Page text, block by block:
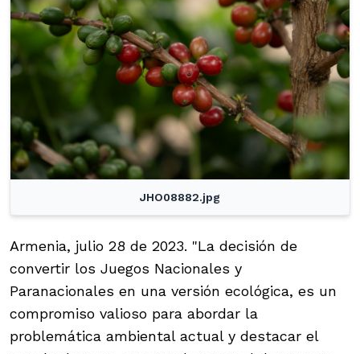
JHO08882.jpg
Armenia, julio 28 de 2023. "La decisión de
convertir los Juegos Nacionales y
Paranacionales en una versión ecológica, es un
compromiso valioso para abordar la
problemática ambiental actual y destacar el